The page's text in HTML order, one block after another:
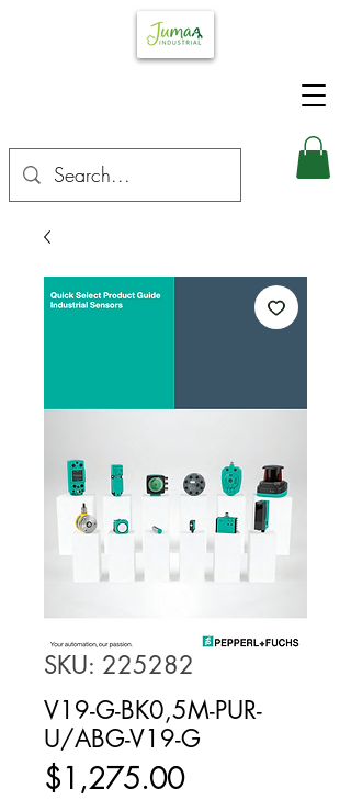
SKU: 225282
V19-G-BK0,5M-PUR-
U/ABG-V19-G
$1,275.00Precio